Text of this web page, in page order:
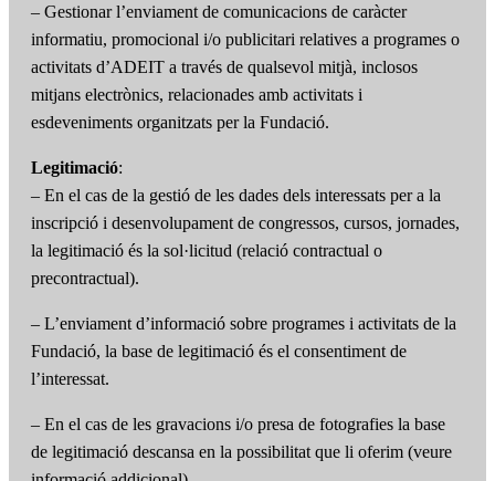
– Gestionar l’enviament de comunicacions de caràcter
informatiu, promocional i/o publicitari relatives a programes o
activitats d’ADEIT a través de qualsevol mitjà, inclosos
mitjans electrònics, relacionades amb activitats i
esdeveniments organitzats per la Fundació.
Legitimació:
– En el cas de la gestió de les dades dels interessats per a la
inscripció i desenvolupament de congressos, cursos, jornades,
la legitimació és la sol·licitud (relació contractual o
precontractual).
– L’enviament d’informació sobre programes i activitats de la
Fundació, la base de legitimació és el consentiment de
l’interessat.
– En el cas de les gravacions i/o presa de fotografies la base
de legitimació descansa en la possibilitat que li oferim (veure